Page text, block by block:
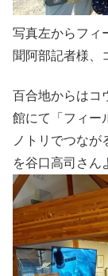
写真左からフィ
聞阿部記者様、
百合地からはコ
館にて「フィー
ノトリでつな
を谷口高司さん